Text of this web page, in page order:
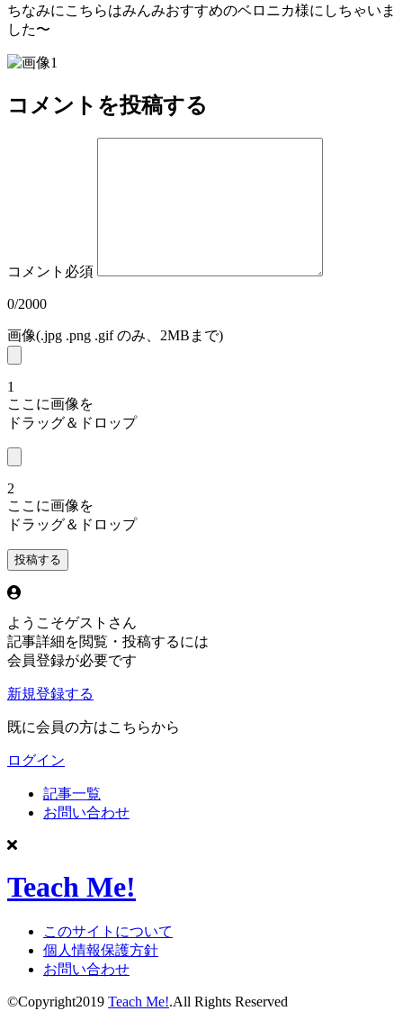
ちなみにこちらはみんみおすすめのベロニカ様にしちゃいま
した〜
コメントを投稿する
コメント 必須
0/2000
画像(.jpg .png .gif のみ、2MBまで)
1
ここに画像を
ドラッグ＆ドロップ
2
ここに画像を
ドラッグ＆ドロップ
ようこそゲストさん
記事詳細を閲覧・投稿するには
会員登録が必要です
新規登録する
既に会員の方はこちらから
ログイン
記事一覧
お問い合わせ
Teach Me!
このサイトについて
個人情報保護方針
お問い合わせ
©Copyright2019 Teach Me!.All Rights Reserved